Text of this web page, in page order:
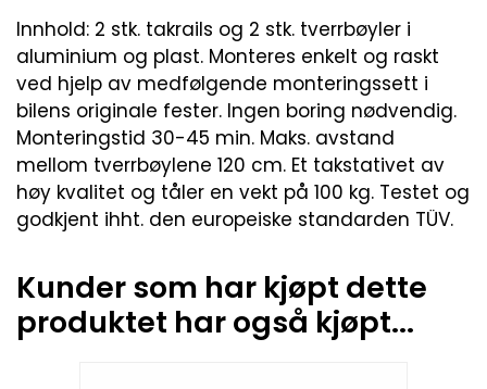
Innhold: 2 stk. takrails og 2 stk. tverrbøyler i
aluminium og plast. Monteres enkelt og raskt
ved hjelp av medfølgende monteringssett i
bilens originale fester. Ingen boring nødvendig.
Monteringstid 30-45 min. Maks. avstand
mellom tverrbøylene 120 cm. Et takstativet av
høy kvalitet og tåler en vekt på 100 kg. Testet og
godkjent ihht. den europeiske standarden TÜV.
Kunder som har kjøpt dette
produktet har også kjøpt...